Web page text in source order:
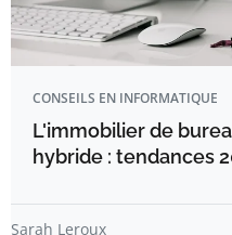
CONSEILS EN INFORMATIQUE
L'immobilier de
hybride : tendances
Sarah Leroux